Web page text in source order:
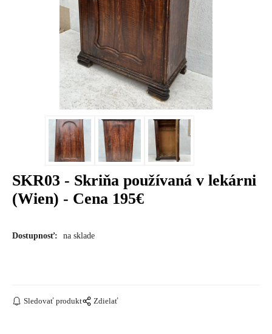
SKR03 - Skriňa používaná v lekárni
(Wien) - Cena 195€
Dostupnosť: na sklade
Sledovať produkt Zdielať